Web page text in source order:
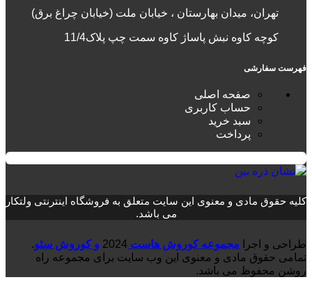
تهران، میدان بهارستان ، خیابان ملت (خیابان چراغ برق)
کوچه کاوه نبش پاساژ کاوه سمت چپ پلاک11/4
فهرست سفارشی
صفحه اصلی
حساب کاربری
سبد خرید
پرداخت
کلیه حقوق مادی و معنوی این سایت متعلق به فروشگاه اینترنتی ولتکار
می باشد.
طراحی و اجرا مجموعه کوروش هاست 2024 و کوروش سئو.
تمامی حقوق مادی و معنوی این وب سایت برای مجموعه راه
روشن محفوظ می باشد.